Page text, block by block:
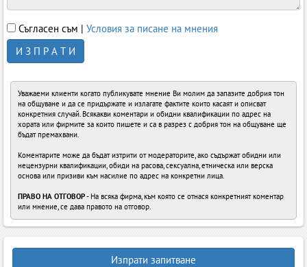
Съгласен съм | Условия за писане на мнения
И З П Р А Т И
Уважаеми клиенти когато публикувате мнение Ви молим да запазите добрия тон
на общуване и да се придържате и излагате фактите които касаят и описват
конкретния случай. Всякакви коментари и обидни квалификации по адрес на
хората или фирмите за които пишете и са в разрез с добрия тон на общуване ще
бъдат премахвани.
Коментарите може да бъдат изтрити от модераторите, ако съдържат обидни или
нецензурни квалификации, обиди на расова, сексуална, етническа или верска
основа или призиви към насилие по адрес на конкретни лица.
ПРАВО НА ОТГОВОР- На всяка фирма, към която се отнася конкретният коментар
или мнение, се дава правото на отговор.
Изпрати запитване